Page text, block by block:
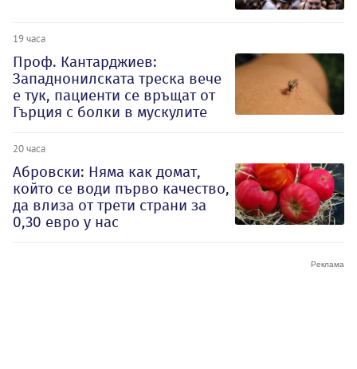
19 часа
Проф. Кантарджиев:
Западнонилската треска вече
е тук, пациенти се връщат от
Гърция с болки в мускулите
20 часа
Абровски: Няма как домат,
който се води първо качество,
да влиза от трети страни за
0,30 евро у нас